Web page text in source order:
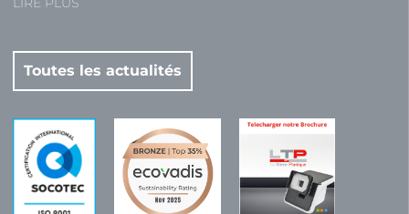
Toutes les actualités